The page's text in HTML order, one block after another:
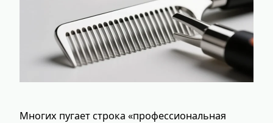
Многих пугает строка «профессиональная